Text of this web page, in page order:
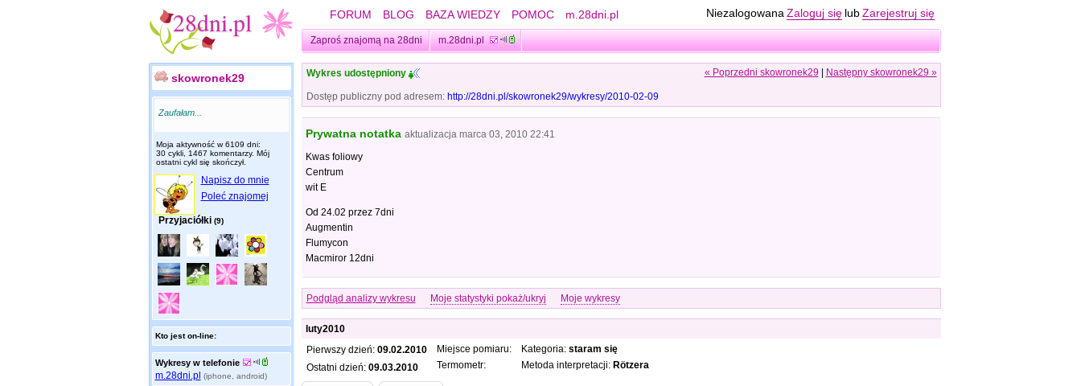
FORUM BLOG BAZA WIEDZY POMOC m.28dni.pl Niezalogowana Zaloguj się lub Zarejestruj się
Zaproś znajomą na 28dni m.28dni.pl
skowronek29
Zaufałam...
Moja aktywność w 6109 dni:
30 cykli, 1467 komentarzy. Mój
ostatni cykl się skończył.
Napisz do mnie
Poleć znajomej
Przyjaciółki (9)
Kto jest on-line:
Wykresy w telefonie
m.28dni.pl (iphone, android)
« Poprzedni skowronek29 Następny skowronek29 »
Wykres udostępniony
Dostęp publiczny pod adresem: http://28dni.pl/skowronek29/wykresy/2010-02-09
Prywatna notatka aktualizacja marca 03, 2010 22:41
Kwas foliowy
Centrum
wit E
Od 24.02 przez 7dni
Augmentin
Flumycon
Macmiror 12dni
Podgląd analizy wykresu Moje statystyki pokaż/ukryj Moje wykresy
luty2010
Pierwszy dzień: 09.02.2010
Ostatni dzień: 09.03.2010
Miejsce pomiaru:
Termometr:
Kategoria: staram się
Metoda interpretacji: Rötzera